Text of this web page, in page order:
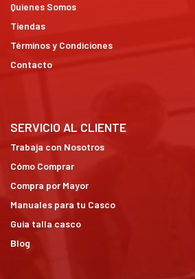
Quienes Somos
Tiendas
Términos y Condiciones
Contacto
SERVICIO AL CLIENTE
Trabaja con Nosotros
Cómo Comprar
Compra por Mayor
Manuales para tu Casco
Guía talla casco
Blog